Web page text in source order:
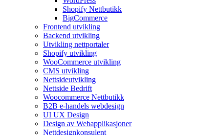
Shopify Nettbutikk
BigCommerce
Frontend utvikling
Backend utvikling
Utvikling nettportaler
Shopify utvikling
WooCommerce utvikling
CMS utvikling
Nettsideutvikling
Nettside Bedrift
Woocommerce Nettbutikk
B2B e-handels webdesign
UI UX Design
Design av Webapplikasjoner
Nettdesignkonsulent
Konsulentvirksomhet og partnerskap
Nettdesignkonsulent
Hvit etikett
E-handelsløsning
Woocommerce Nettbutikk
Shopify utvikling
WooCommerce utvikling
Betjener
Byggetjenester